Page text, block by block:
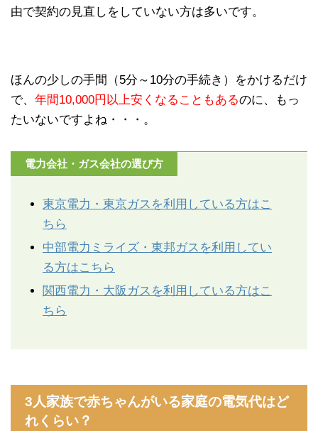
由で契約の見直しをしていない方は多いです。
ほんの少しの手間（5分～10分の手続き）をかけるだけ
で、 年間10,000円以上安くなることもあるのに、もっ
たいないですよね・・・。
電力会社・ガス会社の選び方
東京電力・東京ガスを利用している方はこ
ちら
中部電力ミライズ・東邦ガスを利用してい
る方はこちら
関西電力・大阪ガスを利用している方はこ
ちら
3人家族で赤ちゃんがいる家庭の電気代はど
れくらい？